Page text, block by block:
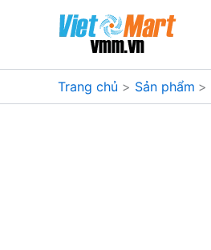
dung
Trang chủ Sản phẩm